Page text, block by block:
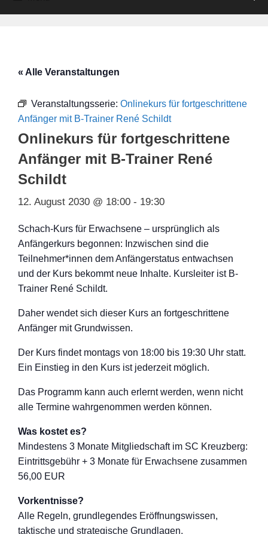
« Alle Veranstaltungen
Veranstaltungsserie: Onlinekurs für fortgeschrittene
Anfänger mit B-Trainer René Schildt
Onlinekurs für fortgeschrittene
Anfänger mit B-Trainer René
Schildt
12. August 2030 @ 18:00 - 19:30
Schach-Kurs für Erwachsene – ursprünglich als
Anfängerkurs begonnen: Inzwischen sind die
Teilnehmer*innen dem Anfängerstatus entwachsen
und der Kurs bekommt neue Inhalte. Kursleiter ist B-
Trainer René Schildt.
Daher wendet sich dieser Kurs an fortgeschrittene
Anfänger mit Grundwissen.
Der Kurs findet montags von 18:00 bis 19:30 Uhr statt.
Ein Einstieg in den Kurs ist jederzeit möglich.
Das Programm kann auch erlernt werden, wenn nicht
alle Termine wahrgenommen werden können.
Was kostet es?
Mindestens 3 Monate Mitgliedschaft im SC Kreuzberg:
Eintrittsgebühr + 3 Monate für Erwachsene zusammen
56,00 EUR
Vorkentnisse?
Alle Regeln, grundlegendes Eröffnungswissen,
taktische und strategische Grundlagen,